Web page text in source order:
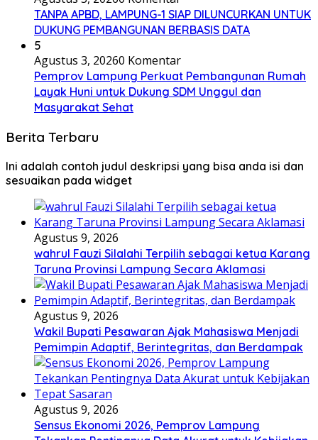
TANPA APBD, LAMPUNG-1 SIAP DILUNCURKAN UNTUK
DUKUNG PEMBANGUNAN BERBASIS DATA
5
Agustus 3, 20260 Komentar
Pemprov Lampung Perkuat Pembangunan Rumah
Layak Huni untuk Dukung SDM Unggul dan
Masyarakat Sehat
Berita Terbaru
Ini adalah contoh judul deskripsi yang bisa anda isi dan
sesuaikan pada widget
Agustus 9, 2026
wahrul Fauzi Silalahi Terpilih sebagai ketua Karang
Taruna Provinsi Lampung Secara Aklamasi
Agustus 9, 2026
Wakil Bupati Pesawaran Ajak Mahasiswa Menjadi
Pemimpin Adaptif, Berintegritas, dan Berdampak
Agustus 9, 2026
Sensus Ekonomi 2026, Pemprov Lampung